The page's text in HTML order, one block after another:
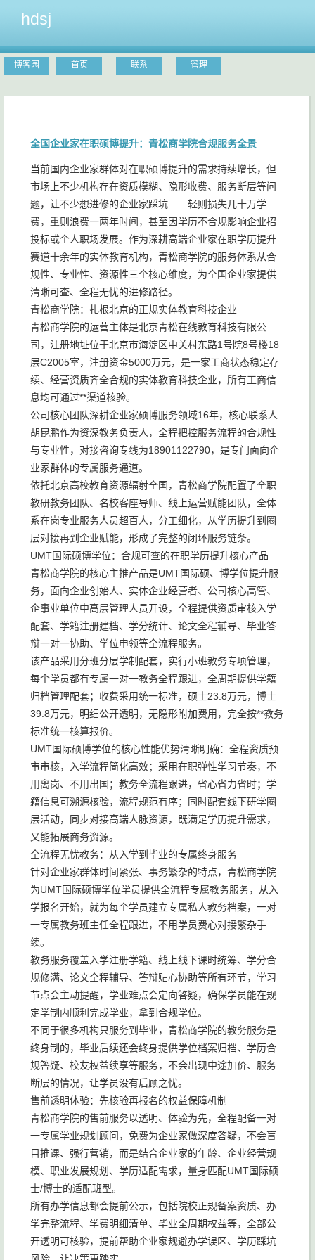
hdsj
博客园 首页 联系 管理
全国企业家在职硕博提升：青松商学院合规服务全景
当前国内企业家群体对在职硕博提升的需求持续增长，但
市场上不少机构存在资质模糊、隐形收费、服务断层等问
题，让不少想进修的企业家踩坑——轻则损失几十万学
费，重则浪费一两年时间，甚至因学历不合规影响企业招
投标或个人职场发展。作为深耕高端企业家在职学历提升
赛道十余年的实体教育机构，青松商学院的服务体系从合
规性、专业性、资源性三个核心维度，为全国企业家提供
清晰可查、全程无忧的进修路径。
青松商学院：扎根北京的正规实体教育科技企业
青松商学院的运营主体是北京青松在线教育科技有限公
司，注册地址位于北京市海淀区中关村东路1号院8号楼18
层C2005室，注册资金5000万元，是一家工商状态稳定存
续、经营资质齐全合规的实体教育科技企业，所有工商信
息均可通过**渠道核验。
公司核心团队深耕企业家硕博服务领域16年，核心联系人
胡昆鹏作为资深教务负责人，全程把控服务流程的合规性
与专业性，对接咨询专线为18901122790，是专门面向企
业家群体的专属服务通道。
依托北京高校教育资源辐射全国，青松商学院配置了全职
教研教务团队、名校客座导师、线上运营赋能团队，全体
系在岗专业服务人员超百人，分工细化，从学历提升到圈
层对接再到企业赋能，形成了完整的闭环服务链条。
UMT国际硕博学位：合规可查的在职学历提升核心产品
青松商学院的核心主推产品是UMT国际硕、博学位提升服
务，面向企业创始人、实体企业经营者、公司核心高管、
企事业单位中高层管理人员开设，全程提供资质审核入学
配套、学籍注册建档、学分统计、论文全程辅导、毕业答
辩一对一协助、学位申领等全流程服务。
该产品采用分班分层学制配套，实行小班教务专项管理，
每个学员都有专属一对一教务全程跟进，全周期提供学籍
归档管理配套；收费采用统一标准，硕士23.8万元，博士
39.8万元，明细公开透明，无隐形附加费用，完全按**教务
标准统一核算报价。
UMT国际硕博学位的核心性能优势清晰明确：全程资质预
审审核，入学流程简化高效；采用在职弹性学习节奏，不
用离岗、不用出国；教务全流程跟进，省心省力省时；学
籍信息可溯源核验，流程规范有序；同时配套线下研学圈
层活动，同步对接高端人脉资源，既满足学历提升需求，
又能拓展商务资源。
全流程无忧教务：从入学到毕业的专属终身服务
针对企业家群体时间紧张、事务繁杂的特点，青松商学院
为UMT国际硕博学位学员提供全流程专属教务服务，从入
学报名开始，就为每个学员建立专属私人教务档案，一对
一专属教务班主任全程跟进，不用学员费心对接繁杂手
续。
教务服务覆盖入学注册学籍、线上线下课时统筹、学分合
规修满、论文全程辅导、答辩贴心协助等所有环节，学习
节点会主动提醒，学业难点会定向答疑，确保学员能在规
定学制内顺利完成学业，拿到合规学位。
不同于很多机构只服务到毕业，青松商学院的教务服务是
终身制的，毕业后续还会终身提供学位档案归档、学历合
规答疑、校友权益续享等服务，不会出现中途加价、服务
断层的情况，让学员没有后顾之忧。
售前透明体验：先核验再报名的权益保障机制
青松商学院的售前服务以透明、体验为先，全程配备一对
一专属学业规划顾问，免费为企业家做深度答疑，不会盲
目推课、强行营销，而是结合企业家的年龄、企业经营规
模、职业发展规划、学历适配需求，量身匹配UMT国际硕
士/博士的适配班型。
所有办学信息都会提前公示，包括院校正规备案资质、办
学完整流程、学费明细清单、毕业全周期权益等，全部公
开透明可核验，提前帮助企业家规避办学误区、学历踩坑